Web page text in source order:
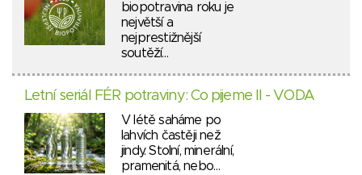
biopotravina roku je
největší a
nejprestižnější
soutěží…
Letní seriál FÉR potraviny: Co pijeme II - VODA
V létě saháme po
lahvích častěji než
jindy. Stolní, minerální,
pramenitá, nebo…